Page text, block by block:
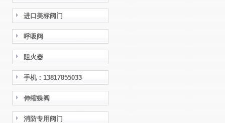
进口美标阀门
呼吸阀
阻火器
手机：13817855033
伸缩蝶阀
消防专用阀门